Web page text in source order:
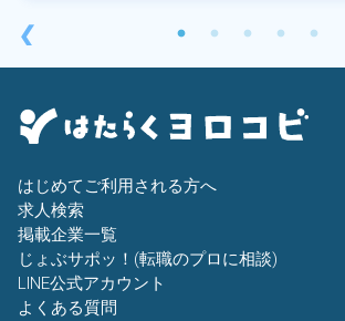
❮
はじめてご利用される方へ
求人検索
掲載企業一覧
じょぶサポッ！(転職のプロに相談)
LINE公式アカウント
よくある質問